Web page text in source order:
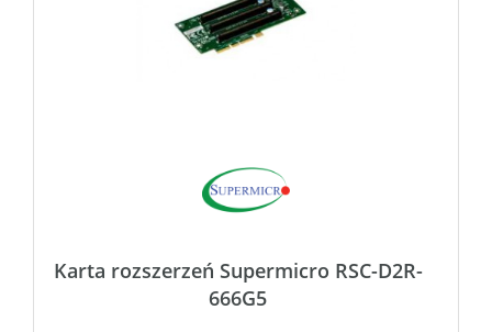
Karta rozszerzeń Supermicro RSC-D2R-
666G5